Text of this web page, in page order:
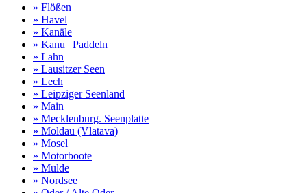
» Flößen
» Havel
» Kanäle
» Kanu | Paddeln
» Lahn
» Lausitzer Seen
» Lech
» Leipziger Seenland
» Main
» Mecklenburg. Seenplatte
» Moldau (Vlatava)
» Mosel
» Motorboote
» Mulde
» Nordsee